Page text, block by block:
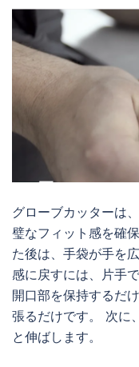
グローブカッターは
璧なフィット感を確
た後は、手袋が手を
感に戻すには、片手
開口部を保持するだ
張るだけです。 次に
と伸ばします。